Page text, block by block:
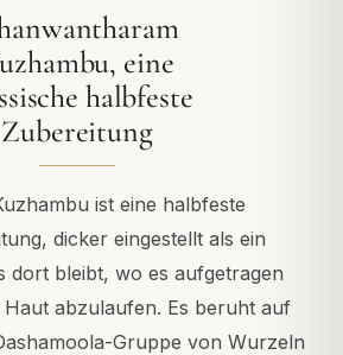
eine
halbfeste
Zubereitung
ist eine halbfeste
dicker eingestellt als ein
dort bleibt, wo es aufgetragen
abzulaufen. Es beruht auf
Gruppe von Wurzeln